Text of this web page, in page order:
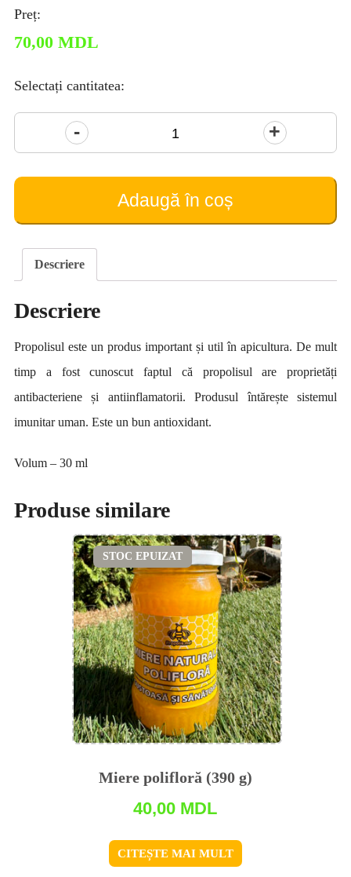
Preț:
70,00 MDL
Selectați cantitatea:
Cantitate
de
picături
ml)
Adaugă în coș
Descriere
Descriere
Propolisul este un produs important și util în apicultura. De mult
timp a fost cunoscut faptul că propolisul are proprietăți
antibacteriene și antiinflamatorii. Produsul întărește sistemul
imunitar uman. Este un bun antioxidant.
Volum – 30 ml
Produse similare
Miere polifloră (390 g)
40,00 MDL
CITEȘTE MAI MULT
STOC EPUIZAT